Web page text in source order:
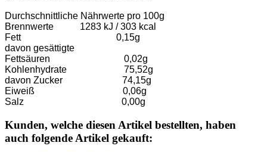
Durchschnittliche Nährwerte pro 100g
Brennwerte 1283 kJ / 303 kcal
Fett 0,15g
davon gesättigte
Fettsäuren 0,02g
Kohlenhydrate 75,52g
davon Zucker 74,15g
Eiweiß 0,06g
Salz 0,00g
Kunden, welche diesen Artikel bestellten, haben
auch folgende Artikel gekauft: